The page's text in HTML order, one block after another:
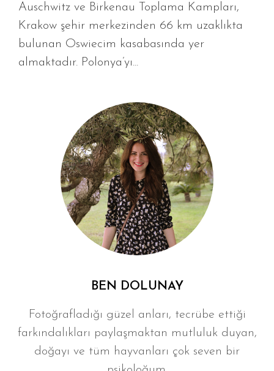
Auschwitz ve Birkenau Toplama Kampları,
Krakow şehir merkezinden 66 km uzaklıkta
bulunan Oswiecim kasabasında yer
almaktadır. Polonya’yı...
BEN DOLUNAY
Fotoğrafladığı güzel anları, tecrübe ettiği
farkındalıkları paylaşmaktan mutluluk duyan,
doğayı ve tüm hayvanları çok seven bir